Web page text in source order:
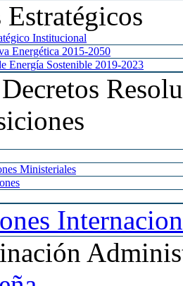
Estratégicos
Institucional
Energética 2015-2050
Energía Sostenible 2019-2023
Decretos
Ministeriales